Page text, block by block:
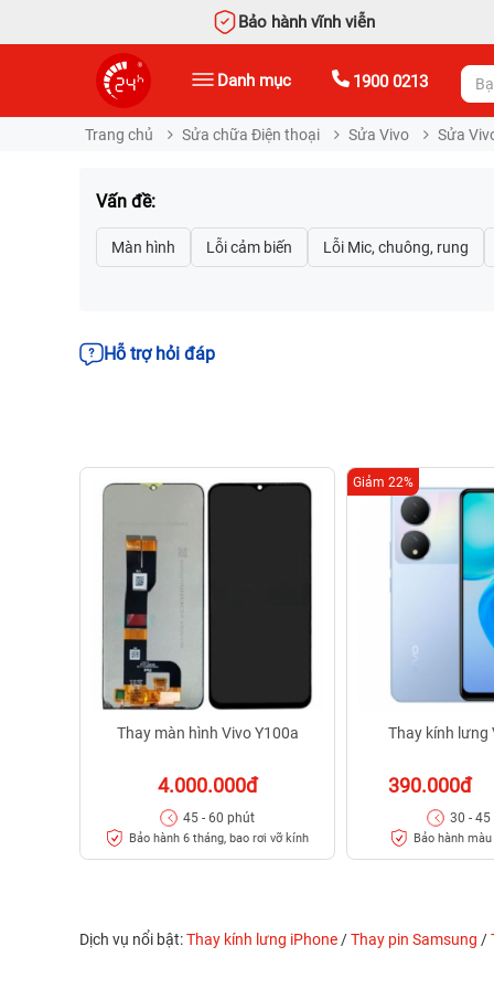
Bảo hành vĩnh viễn
Danh mục 1900 0213
Trang chủ Sửa chữa Điện thoại Sửa Vivo Sửa
Vấn đề:
Hỗ trợ hỏi đáp
Thay màn hình Vivo Y100a
4.000.000đ
45 - 60 phút
Bảo hành 6 tháng, bao rơi vỡ kính
Thay kính lưng
390.000đ
Giảm 22%
30 -
Bảo hành
Dịch vụ nổi bật:Thay kính lưng iPhone /Thay pin Samsung /